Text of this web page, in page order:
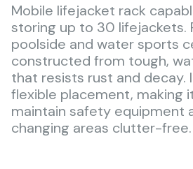
Mobile lifejacket rack
storing up to 30 lifejackets.
poolside and water sports
constructed from tough,
that resists rust and decay.
flexible placement, making
maintain safety equipment
changing areas clutter-free.